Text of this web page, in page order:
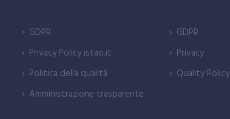
GDPR
Privacy Policy istao.it
Politica della qualità
Amministrazione trasparente
GDPR
Privacy
Quality Policy